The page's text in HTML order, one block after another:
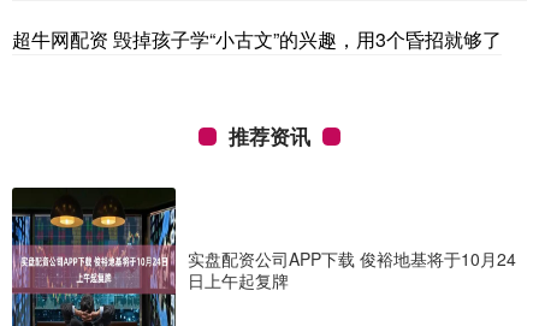
超牛网配资 毁掉孩子学“小古文”的兴趣，用3个昏招就够了
推荐资讯
实盘配资公司APP下载 俊裕地基将于10月24
日上午起复牌